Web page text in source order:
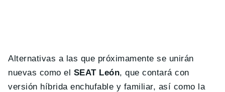
Alternativas a las que próximamente se unirán
nuevas como el SEAT León, que contará con
versión híbrida enchufable y familiar, así como la